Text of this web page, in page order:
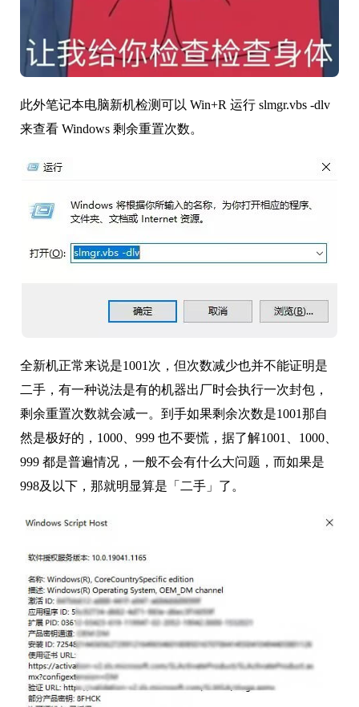
此外笔记本电脑新机检测可以 Win+R 运行 slmgr.vbs -dlv
来查看 Windows 剩余重置次数。
全新机正常来说是1001次，但次数减少也并不能证明是
二手，有一种说法是有的机器出厂时会执行一次封包，
剩余重置次数就会减一。到手如果剩余次数是1001那自
然是极好的，1000、999 也不要慌，据了解1001、1000、
999 都是普遍情况，一般不会有什么大问题，而如果是
998及以下，那就明显算是「二手」了。